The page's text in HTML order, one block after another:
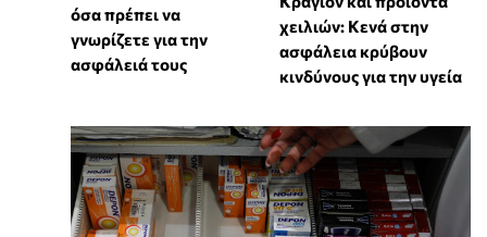
όσα πρέπει να
γνωρίζετε για την
ασφάλειά τους
χειλιών: Κενά στην
ασφάλεια κρύβουν
κινδύνους για την υγεία